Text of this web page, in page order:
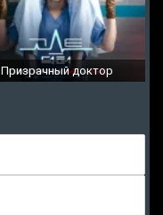
Призрачный доктор